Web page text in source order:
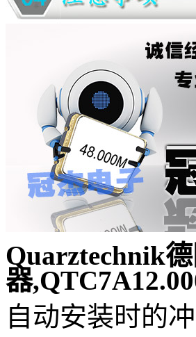
Quarztechnik
器
自动安装时的冲